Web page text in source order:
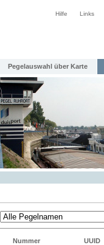
Hilfe Links
Pegelauswahl über Karte
Nummer UUID